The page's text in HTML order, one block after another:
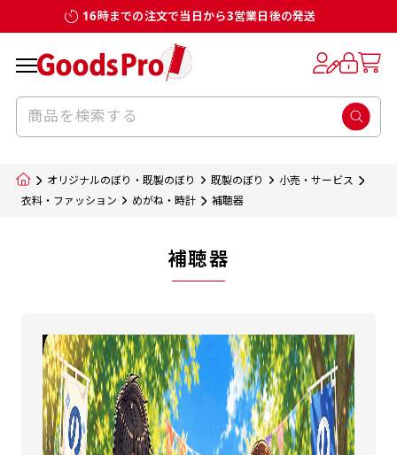
16時までの注文で当日から3営業日後の発送
オリジナルのぼり・既製のぼり 既製のぼり
小売・サービス
衣料・ファッション
めがね・時計 補聴器
補聴器